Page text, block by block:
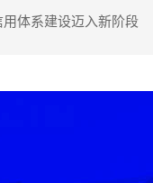
体系建设迈入新阶段